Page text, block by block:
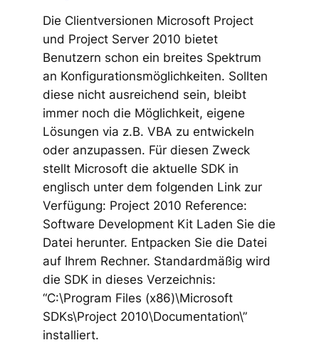
Die Clientversionen Microsoft Project
und Project Server 2010 bietet
Benutzern schon ein breites Spektrum
an Konfigurationsmöglichkeiten. Sollten
diese nicht ausreichend sein, bleibt
immer noch die Möglichkeit, eigene
Lösungen via z.B. VBA zu entwickeln
oder anzupassen. Für diesen Zweck
stellt Microsoft die aktuelle SDK in
englisch unter dem folgenden Link zur
Verfügung: Project 2010 Reference:
Software Development Kit Laden Sie die
Datei herunter. Entpacken Sie die Datei
auf Ihrem Rechner. Standardmäßig wird
die SDK in dieses Verzeichnis:
“C:\Program Files (x86)\Microsoft
SDKs\Project 2010\Documentation\”
installiert.